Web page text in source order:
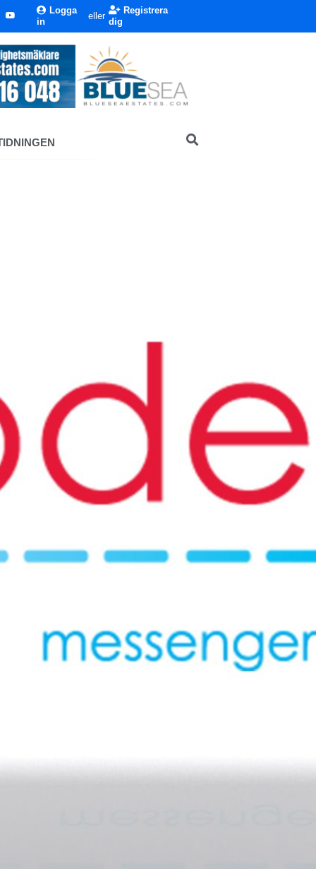
Logga
in
eller
Registrera
dig